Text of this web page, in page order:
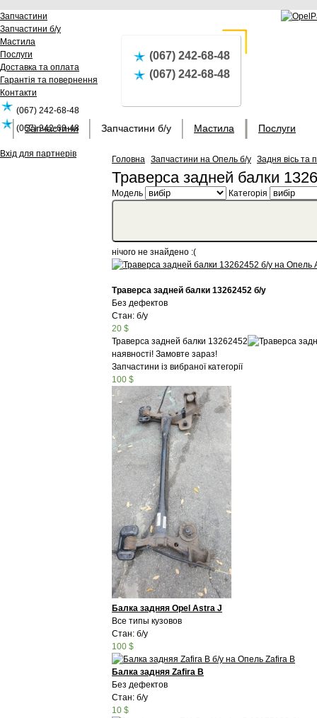
Запчастини
Запчастини б/у
Мастила
Послуги
Доставка та оплата
Гарантія та повернення
Контакти
(067) 242-68-48
(067) 242-68-48
Вхід для партнерів
(067) 242-68-48
(067) 242-68-48
Запчастини Запчастини б/у Мастила Послуги
Головна Запчастини на Опель б/у Задня вісь та
Траверса задней балки
Модель Категорія
нічого не знайдено :(
Траверса задней балки 13262452 б/у
Без дефектов
Стан: б/у
20 $
Траверса задней балки 13262452
наявності! Замовте зараз!
Запчастини із вибраної категорії
100 $
Балка задняя Opel Astra J
Все типы кузовов
Стан: б/у
100 $
Балка задняя Zafira B
Без дефектов
Стан: б/у
10 $